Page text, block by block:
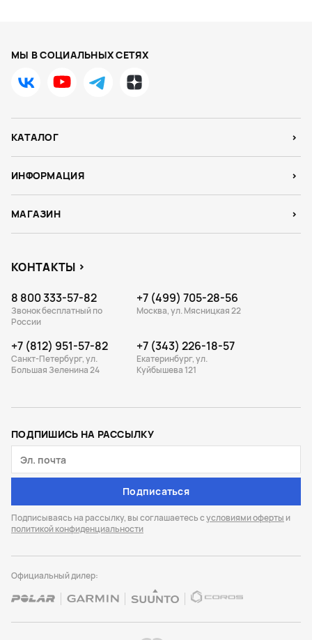
МЫ В СОЦИАЛЬНЫХ СЕТЯХ
КАТАЛОГ
ИНФОРМАЦИЯ
МАГАЗИН
КОНТАКТЫ
8 800 333-57-82
Звонок бесплатный по
России
+7 (499) 705-28-56
Москва, ул. Мясницкая 22
+7 (812) 951-57-82
Санкт-Петербург, ул.
Большая Зеленина 24
+7 (343) 226-18-57
Екатеринбург, ул.
Куйбышева 121
ПОДПИШИСЬ НА РАССЫЛКУ
Подписаться
Подписываясь на рассылку, вы соглашаетесь сусловиями оферты и
политикой конфиденциальности
Официальный дилер: